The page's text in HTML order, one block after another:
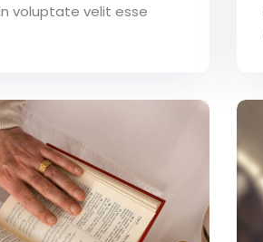
voluptate velit esse